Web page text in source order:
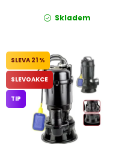
Skladem
21 %
SLEVOAKCE
TIP